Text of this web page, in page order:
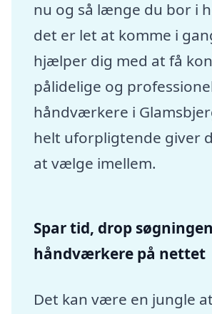
nu og så længe du bor i
det er let at komme i
hjælper dig med at få
pålidelige og
håndværkere i
helt uforpligtende giver
at vælge imellem.
Spar tid, drop
håndværkere på nettet
Det kan være en jungle